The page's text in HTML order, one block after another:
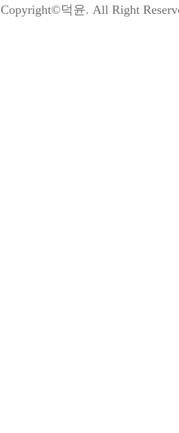
Copyright©덕윤. All Right